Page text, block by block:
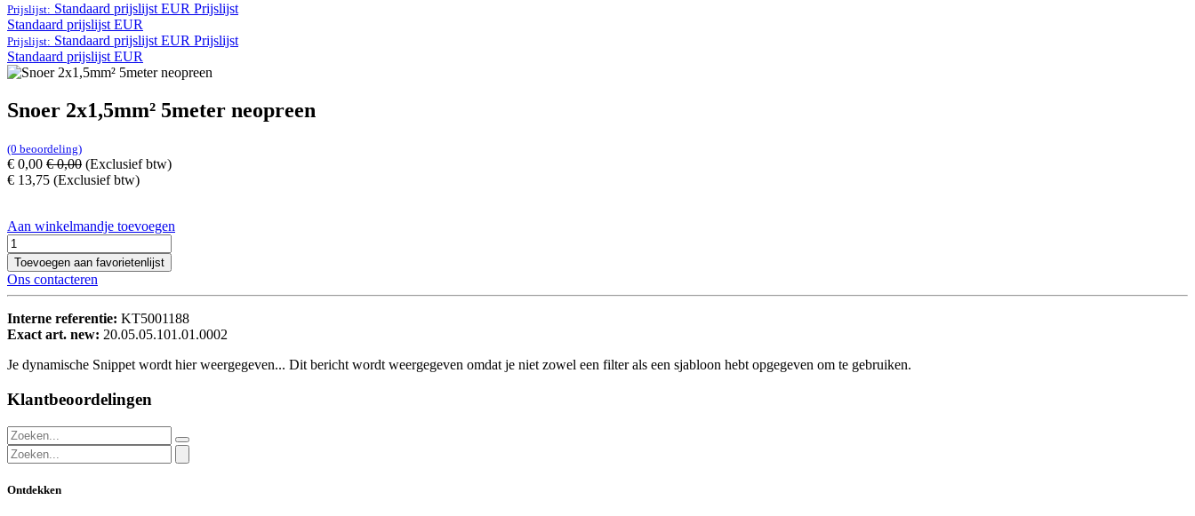
Prijslijst: Standaard prijslijst EUR Prijslijst
Standaard prijslijst EUR
Prijslijst: Standaard prijslijst EUR Prijslijst
Standaard prijslijst EUR
Snoer 2x1,5mm² 5meter neopreen
(0 beoordeling)
€ 0,00 €0,00 (Exclusief btw)
€ 13,75 (Exclusief btw)
Aan winkelmandje toevoegen
Toevoegen aan favorietenlijst
Ons contacteren
Interne referentie: KT5001188
Exact art. new: 20.05.05.101.01.0002
Je dynamische Snippet wordt hier weergegeven... Dit bericht wordt weergegeven omdat je niet zowel een filter als een sjabloon hebt opgegeven om te gebruiken.
Klantbeoordelingen
Ontdekken